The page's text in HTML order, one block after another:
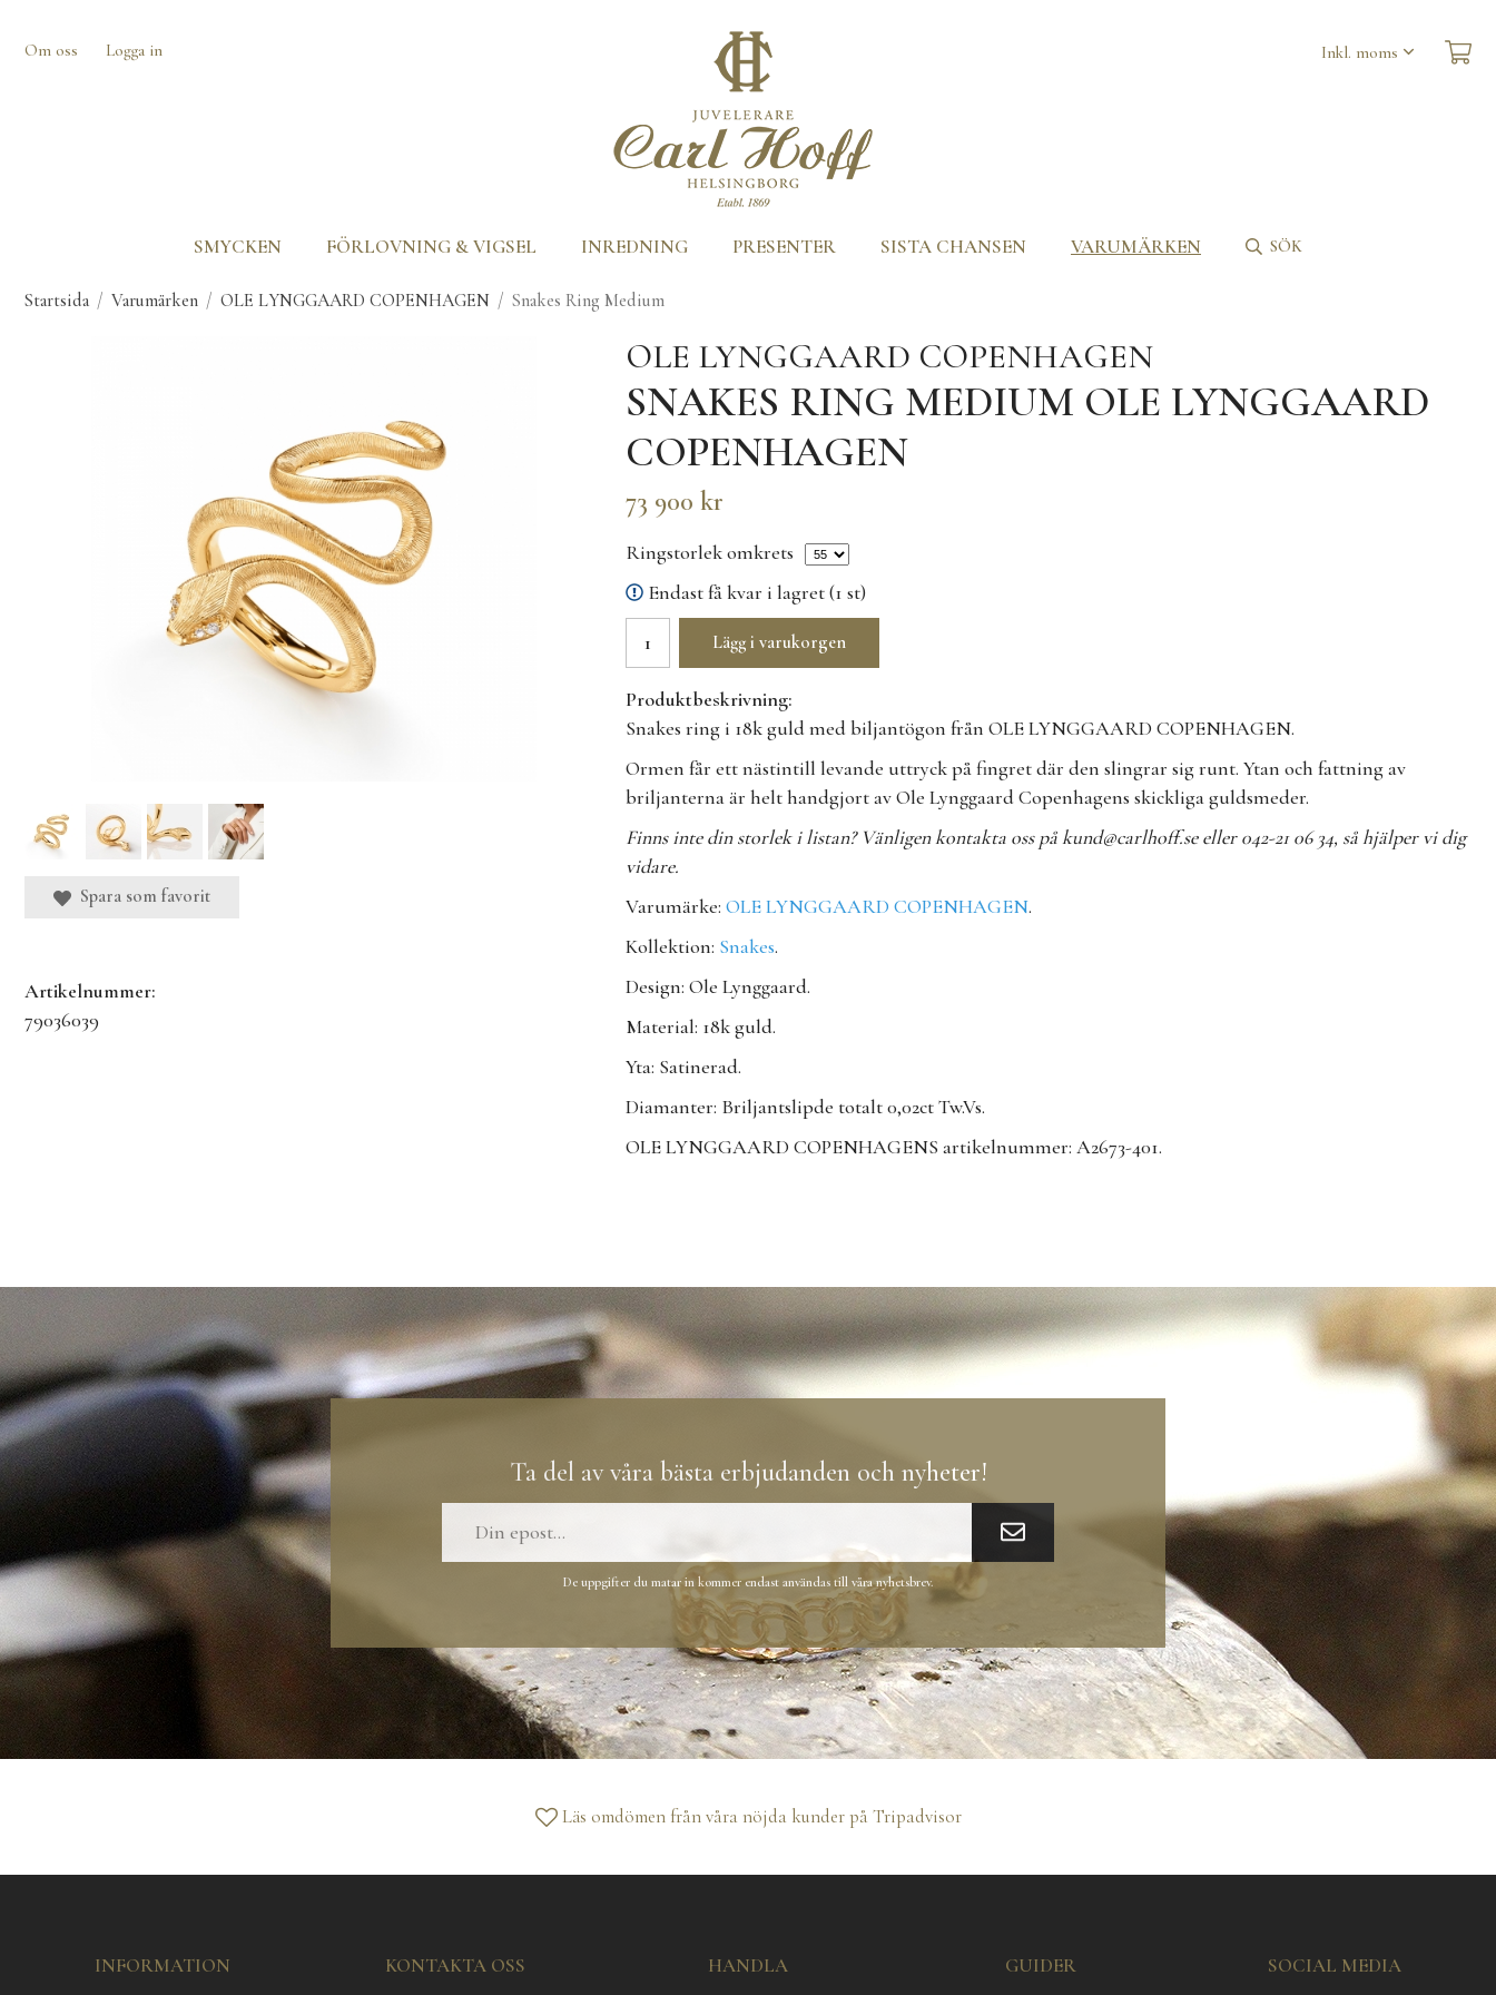
Om oss Logga in
SMYCKEN FÖRLOVNING & VIGSEL INREDNING PRESENTER SISTA CHANSEN VARUMÄRKEN SÖK
Startsida / Varumärken / OLE LYNGGAARD COPENHAGEN / Snakes Ring Medium
OLE LYNGGAARD COPENHAGEN
SNAKES RING MEDIUM OLE LYNGGAARD
COPENHAGEN
73 900 kr
Ringstorlek omkrets
Endast få kvar i lagret (1 st)
Lägg i varukorgen
Produktbeskrivning:
Snakes ring i 18k guld med biljantögon från OLE LYNGGAARD COPENHAGEN.
Ormen får ett nästintill levande uttryck på fingret där den slingrar sig runt. Ytan och fattning av
briljanterna är helt handgjort av Ole Lynggaard Copenhagens skickliga guldsmeder.
Finns inte din storlek i listan? Vänligen kontakta oss påkund@carlhoff.seeller 042-21 06 34, så hjälper vi dig
vidare.
Varumärke: OLE LYNGGAARD COPENHAGEN.
Kollektion: Snakes.
Design: Ole Lynggaard.
Material: 18k guld.
Yta: Satinerad.
Diamanter: Briljantslipde totalt 0,02ct Tw.Vs.
OLE LYNGGAARD COPENHAGENS artikelnummer: A2673-401.
Spara som favorit
Artikelnummer:
79036039
Ta del av våra bästa erbjudanden och nyheter!
De uppgifter du matar in kommer endast användas till våra nyhetsbrev.
Läs omdömen från våra nöjda kunder på Tripadvisor
INFORMATION KONTAKTA OSS HANDLA GUIDER SOCIAL MEDIA